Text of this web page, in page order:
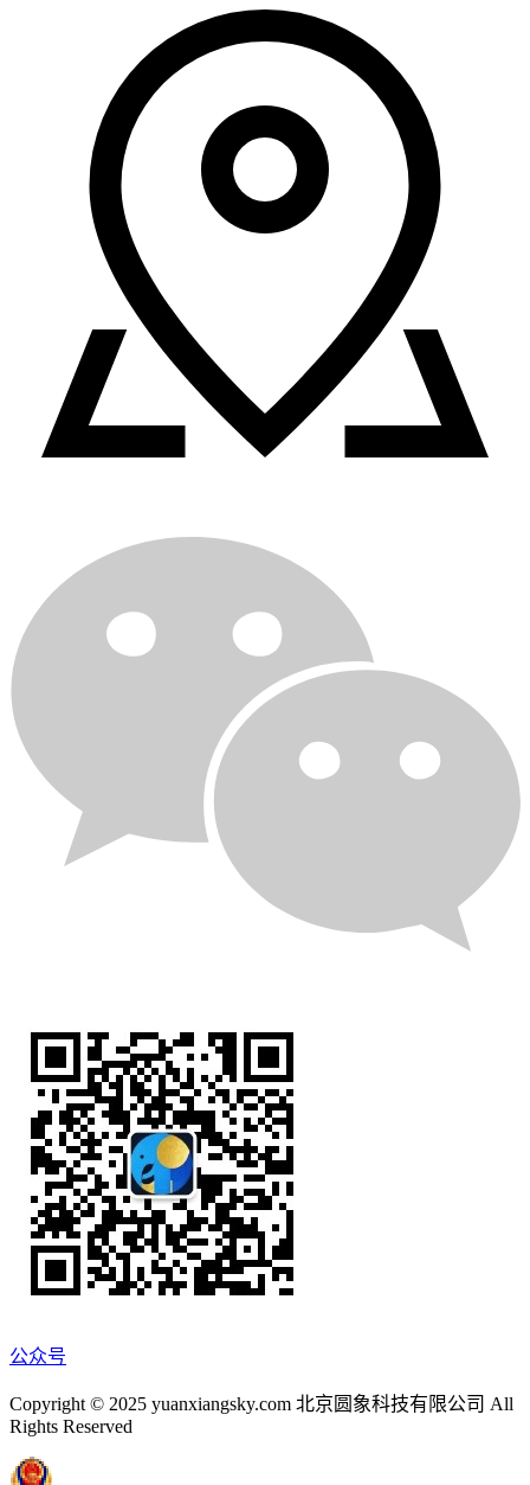
公众号
Copyright © 2025 yuanxiangsky.com 北京圆象科技有限公司 All
Rights Reserved